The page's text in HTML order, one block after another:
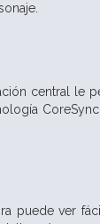
central
puede ver